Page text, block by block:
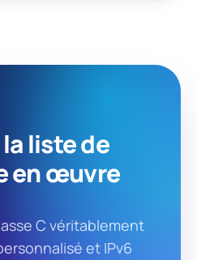
liste de
en œuvre
C véritablement
et IPv6